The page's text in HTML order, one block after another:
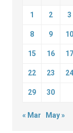
1 2 3
8 9 10
15 16 17
22 23 24
29 30
« Mar May »